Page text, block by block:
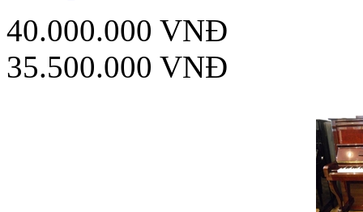
40.000.000 VNĐ
35.500.000 VNĐ